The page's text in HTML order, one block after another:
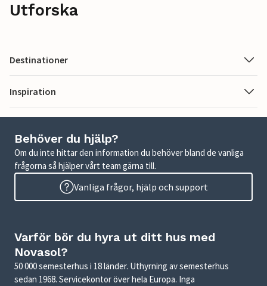
Utforska
Destinationer
Inspiration
Behöver du hjälp?
Om du inte hittar den information du behöver bland de vanliga
frågorna så hjälper vårt team gärna till.
Vanliga frågor, hjälp och support
Varför bör du hyra ut ditt hus med
Novasol?
50 000 semesterhus i 18 länder. Uthyrning av semesterhus
sedan 1968. Servicekontor över hela Europa. Inga